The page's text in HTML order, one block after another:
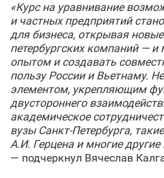
«Курс на уравнивание
и частных предприятий
для бизнеса, открывая
петербургских компаний —
опытом и создавать
пользу России и Вьетнаму.
элементом, укрепляющим
двустороннего
академическое
вузы Санкт‑Петербурга,
А.И. Герцена и многие
— подчеркнул Вячеслав